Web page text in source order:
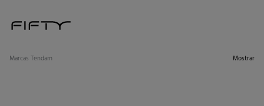
Marcas Tendam Mostrar